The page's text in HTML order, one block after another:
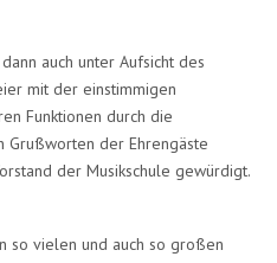
auch unter Aufsicht des
mit der einstimmigen
Funktionen durch die
Grußworten der Ehrengäste
der Musikschule gewürdigt.
so vielen und auch so großen